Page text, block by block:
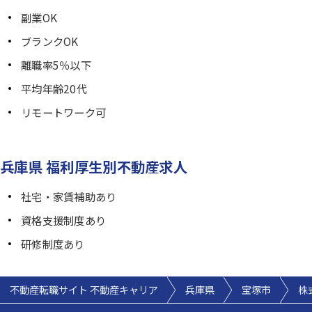
副業OK
ブランクOK
離職率5％以下
平均年齢20代
リモートワーク可
兵庫県 福利厚生別不動産求人
社宅・家賃補助あり
資格支援制度あり
研修制度あり
不動産転職サイト 不動産キャリア 兵庫県 宝塚市 株